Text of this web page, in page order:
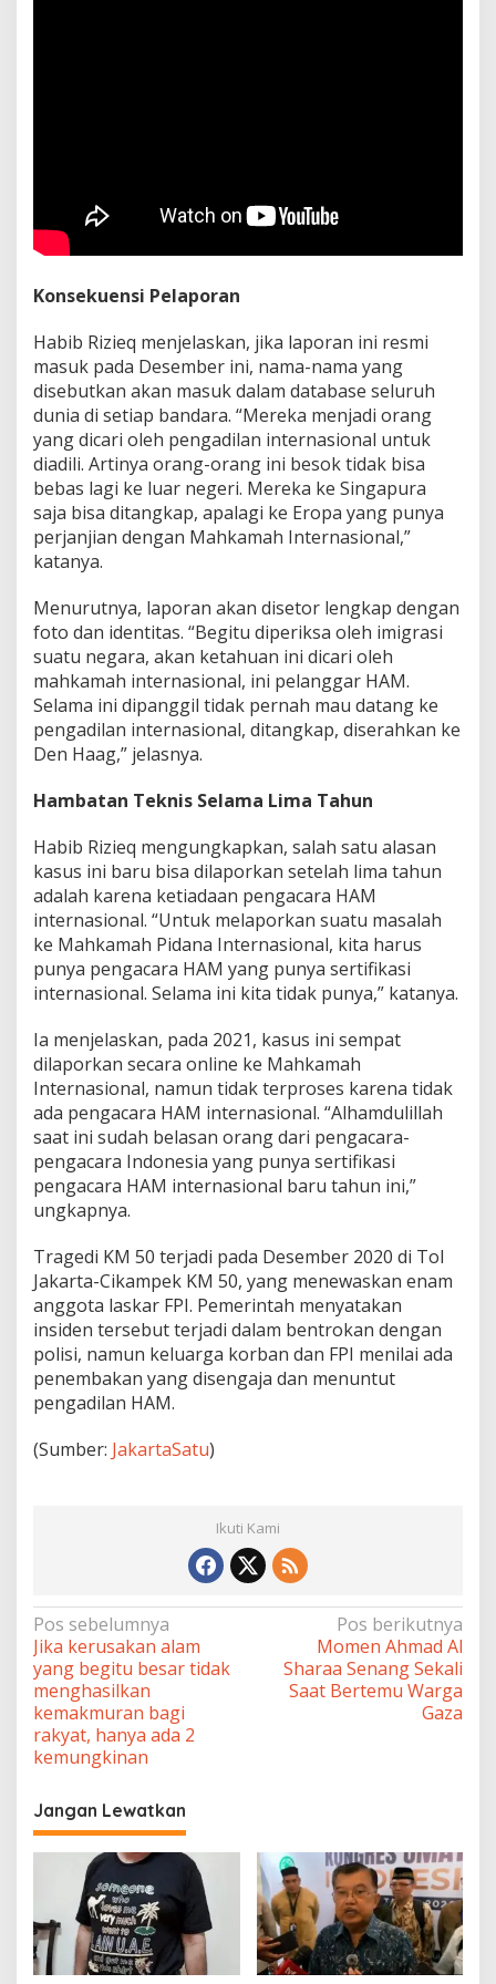
Konsekuensi Pelaporan
Habib Rizieq menjelaskan, jika laporan ini resmi
masuk pada Desember ini, nama-nama yang
disebutkan akan masuk dalam database seluruh
dunia di setiap bandara. “Mereka menjadi orang
yang dicari oleh pengadilan internasional untuk
diadili. Artinya orang-orang ini besok tidak bisa
bebas lagi ke luar negeri. Mereka ke Singapura
saja bisa ditangkap, apalagi ke Eropa yang punya
perjanjian dengan Mahkamah Internasional,”
katanya.
Menurutnya, laporan akan disetor lengkap dengan
foto dan identitas. “Begitu diperiksa oleh imigrasi
suatu negara, akan ketahuan ini dicari oleh
mahkamah internasional, ini pelanggar HAM.
Selama ini dipanggil tidak pernah mau datang ke
pengadilan internasional, ditangkap, diserahkan ke
Den Haag,” jelasnya.
Hambatan Teknis Selama Lima Tahun
Habib Rizieq mengungkapkan, salah satu alasan
kasus ini baru bisa dilaporkan setelah lima tahun
adalah karena ketiadaan pengacara HAM
internasional. “Untuk melaporkan suatu masalah
ke Mahkamah Pidana Internasional, kita harus
punya pengacara HAM yang punya sertifikasi
internasional. Selama ini kita tidak punya,” katanya.
Ia menjelaskan, pada 2021, kasus ini sempat
dilaporkan secara online ke Mahkamah
Internasional, namun tidak terproses karena tidak
ada pengacara HAM internasional. “Alhamdulillah
saat ini sudah belasan orang dari pengacara-
pengacara Indonesia yang punya sertifikasi
pengacara HAM internasional baru tahun ini,”
ungkapnya.
Tragedi KM 50 terjadi pada Desember 2020 di Tol
Jakarta-Cikampek KM 50, yang menewaskan enam
anggota laskar FPI. Pemerintah menyatakan
insiden tersebut terjadi dalam bentrokan dengan
polisi, namun keluarga korban dan FPI menilai ada
penembakan yang disengaja dan menuntut
pengadilan HAM.
(Sumber: JakartaSatu)
Ikuti Kami
Navigasi
pos
Pos sebelumnya
Jika kerusakan alam
yang begitu besar tidak
menghasilkan
kemakmuran bagi
rakyat, hanya ada 2
kemungkinan
Pos berikutnya
Momen Ahmad Al
Sharaa Senang Sekali
Saat Bertemu Warga
Gaza
Jangan Lewatkan